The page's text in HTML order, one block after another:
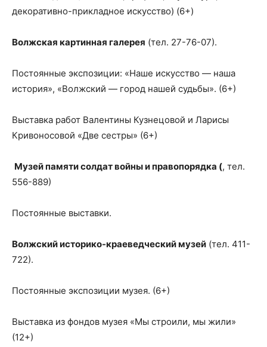
декоративно-прикладное искусство) (6+)
Волжская картинная галерея (тел. 27-76-07).
Постоянные экспозиции: «Наше искусство — наша
история», «Волжский — город нашей судьбы». (6+)
Выставка работ Валентины Кузнецовой и Ларисы
Кривоносовой «Две сестры» (6+)
Музей памяти солдат войны и правопорядка (, тел.
556-889)
Постоянные выставки.
Волжский историко-краеведческий музей (тел. 411-
722).
Постоянные экспозиции музея. (6+)
Выставка из фондов музея «Мы строили, мы жили»
(12+)